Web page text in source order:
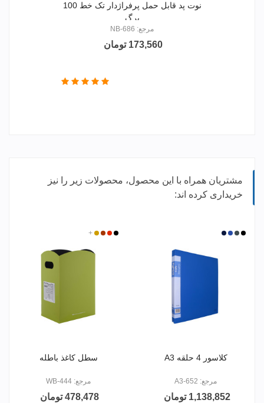
نوت پد قابل حمل پرفراژدار تک خط 100
برگ
مرجع: NB-686
173,560 تومان
مشتریان همراه با این محصول، محصولات زیر را نیز
خریداری کرده اند:
مشکی
طوسی
آبیسرمه
کلاسور 4 حلقه A3
مرجع: A3-652
1,138,852 تومان
مشکی
قرمزمسی
طلایی
+
سطل کاغذ باطله
مرجع: WB-444
478,478 تومان